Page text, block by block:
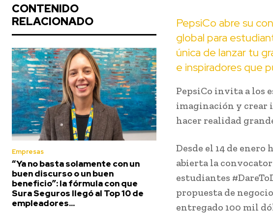
CONTENIDO
RELACIONADO
Empresas
“Ya no basta solamente con un
buen discurso o un buen
beneficio”: la fórmula con que
Sura Seguros llegó al Top 10 de
empleadores...
PepsiCo abre su
global para
única de lanzar tu
e inspiradores que
PepsiCo invita a los
imaginación y crear
hacer realidad
Desde el 14 de enero
abierta la
estudiantes
propuesta de
entregado 100 mil